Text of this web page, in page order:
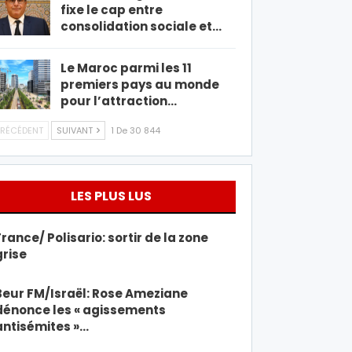
fixe le cap entre
consolidation sociale et…
Le Maroc parmi les 11
premiers pays au monde
pour l’attraction…
SUIVANT 1 De 30 844
LES PLUS LUS
Polisario: sortir de la zone
FM/Israël: Rose Ameziane
les « agissements
»…